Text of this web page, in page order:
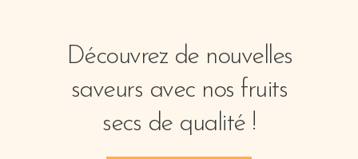
Découvrez de nouvelles
saveurs avec nos fruits
secs de qualité !